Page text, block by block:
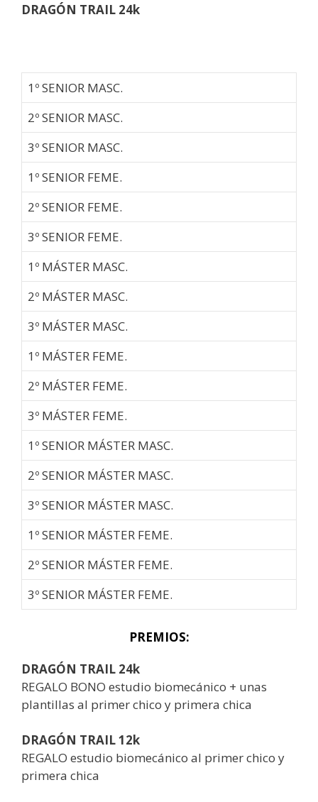
DRAGÓN TRAIL 24k
1º SENIOR MASC.
2º SENIOR MASC.
3º SENIOR MASC.
1º SENIOR FEME.
2º SENIOR FEME.
3º SENIOR FEME.
1º MÁSTER MASC.
2º MÁSTER MASC.
3º MÁSTER MASC.
1º MÁSTER FEME.
2º MÁSTER FEME.
3º MÁSTER FEME.
1º SENIOR MÁSTER MASC.
2º SENIOR MÁSTER MASC.
3º SENIOR MÁSTER MASC.
1º SENIOR MÁSTER FEME.
2º SENIOR MÁSTER FEME.
3º SENIOR MÁSTER FEME.
PREMIOS:
DRAGÓN TRAIL 24k
REGALO BONO estudio biomecánico + unas
plantillas al primer chico y primera chica
DRAGÓN TRAIL 12k
REGALO estudio biomecánico al primer chico y
primera chica